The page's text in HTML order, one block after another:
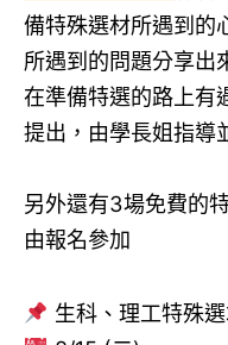
備特殊選材所遇到的
所遇到的問題分享出
在準備特選的路上有
提出，由學長姐指導
另外還有3場免費的
由報名參加
生科、理工特殊